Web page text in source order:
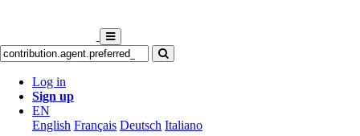
Log in
Sign up
EN
English Français Deutsch Italiano